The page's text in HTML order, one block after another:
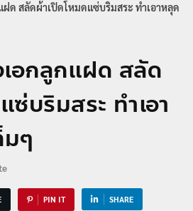
ฝด สลัดผ้าเปิดโหมดแซ่บริมสระ ทำเอาหลุด
อกลูกแฝด สลัด
ซ่บริมสระ ทำเอา
ๆ
PIN IT SHARE